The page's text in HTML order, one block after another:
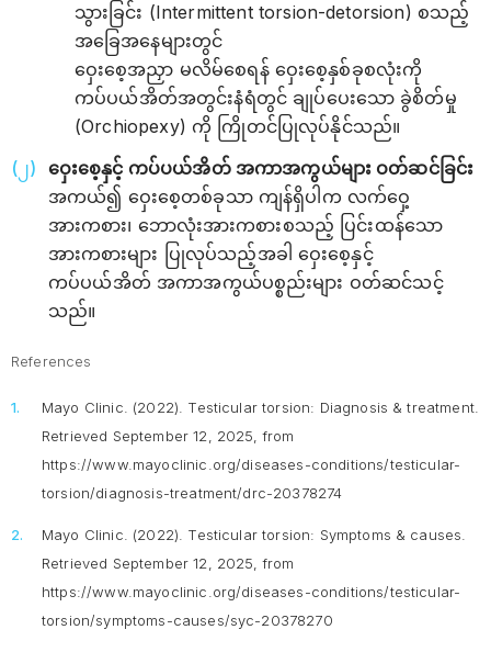
သွားခြင်း (Intermittent torsion-detorsion) စသည့်
အခြေအနေများတွင်
ဝှေးစေ့အညှာ မလိမ်စေရန် ဝှေးစေ့နှစ်ခုစလုံးကို
ကပ်ပယ်အိတ်အတွင်းနံရံတွင် ချုပ်ပေးသော ခွဲစိတ်မှု
(Orchiopexy) ကို ကြိုတင်ပြုလုပ်နိုင်သည်။
ဝှေးစေ့နှင့် ကပ်ပယ်အိတ် အကာအကွယ်များ ဝတ်ဆင်ခြင်း
အကယ်၍ ဝှေးစေ့တစ်ခုသာ ကျန်ရှိပါက လက်ဝှေ့
အားကစား၊ ဘောလုံးအားကစားစသည့် ပြင်းထန်သော
အားကစားများ ပြုလုပ်သည့်အခါ ဝှေးစေ့နှင့်
ကပ်ပယ်အိတ် အကာအကွယ်ပစ္စည်းများ ဝတ်ဆင်သင့်
သည်။
References
Mayo Clinic. (2022). Testicular torsion: Diagnosis & treatment.
Retrieved September 12, 2025, from
https://www.mayoclinic.org/diseases-conditions/testicular-
torsion/diagnosis-treatment/drc-20378274
Mayo Clinic. (2022). Testicular torsion: Symptoms & causes.
Retrieved September 12, 2025, from
https://www.mayoclinic.org/diseases-conditions/testicular-
torsion/symptoms-causes/syc-20378270